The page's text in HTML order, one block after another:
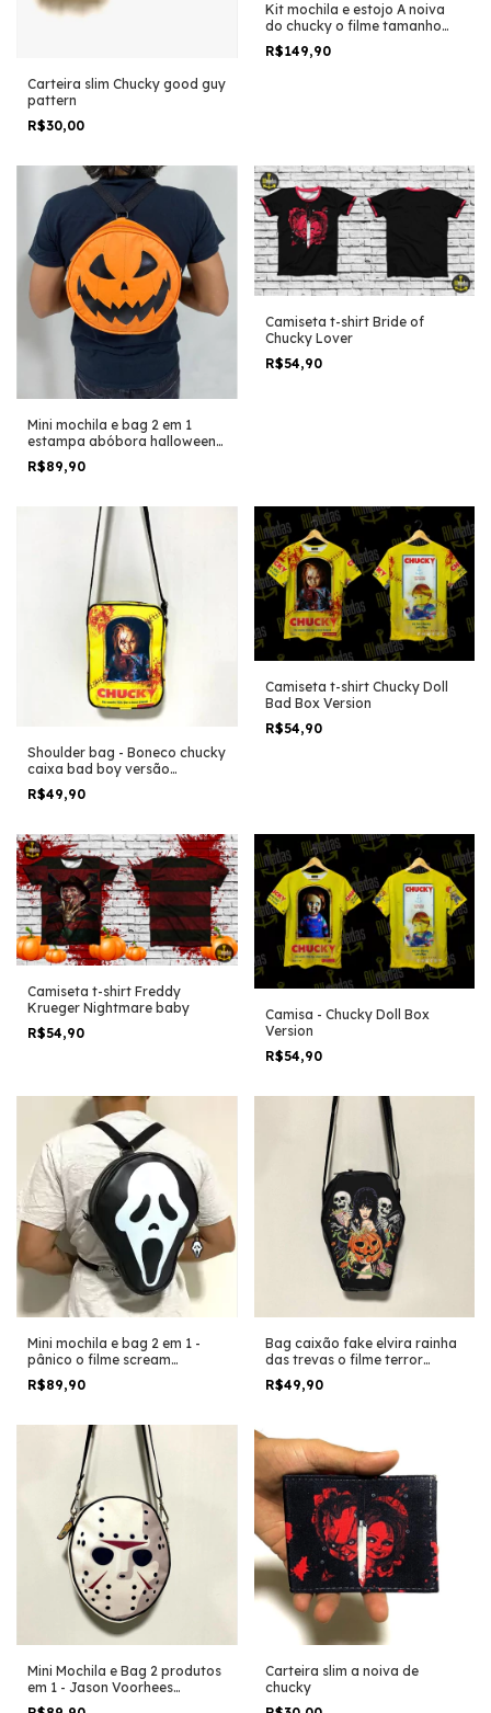
Carteira slim Chucky good guy
pattern
R$30,00
Kit mochila e estojo A noiva
do chucky o filme tamanho
grande padrão escolar e
viagem
R$149,90
Mini mochila e bag 2 em 1
estampa abóbora halloween
filme terror horror trash
R$89,90
Camiseta t-shirt Bride of
Chucky Lover
R$54,90
Shoulder bag - Boneco chucky
caixa bad boy versão
amarelo
R$49,90
Camiseta t-shirt Chucky Doll
Bad Box Version
R$54,90
Camiseta t-shirt Freddy
Krueger Nightmare baby
R$54,90
Camisa - Chucky Doll Box
Version
R$54,90
Mini mochila e bag 2 em 1 -
pânico o filme scream
ghostface mascara terror
horror trash halloween
R$89,90
Bag caixão fake elvira rainha
das trevas o filme terror
horror trash halloween
R$49,90
Mini Mochila e Bag 2 produtos
em 1 - Jason Voorhees
mascara filme sexta-feira 13
Carteira slim a noiva de
chucky